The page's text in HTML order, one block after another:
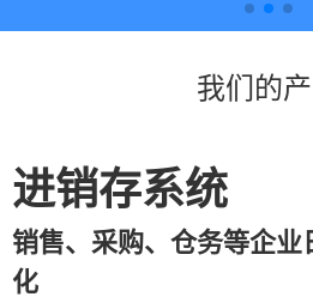
我们的
进销存系统
销售、采购、仓务等企业
化